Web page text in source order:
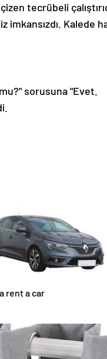
tecrübeli
imkansızdı. Kalede
sorusuna "Evet.
rent a car